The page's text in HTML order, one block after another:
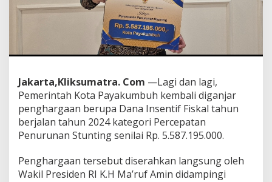
i
D
a
p
P
e
n
h
a
g
a
Jakarta,Kliksumatra. Com —Lagi dan lagi,
Pemerintah Kota Payakumbuh kembali diganjar
penghargaan berupa Dana Insentif Fiskal tahun
berjalan tahun 2024 kategori Percepatan
Penurunan Stunting senilai Rp. 5.587.195.000.
Penghargaan tersebut diserahkan langsung oleh
Wakil Presiden RI K.H Ma’ruf Amin didampingi